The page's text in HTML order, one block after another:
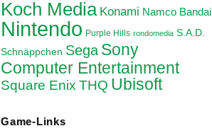
Koch Media Konami Namco Bandai
Nintendo Purple Hills rondomedia S.A.D.
Schnäppchen Sega Sony
Computer Entertainment
Square Enix THQ Ubisoft
Game-Links